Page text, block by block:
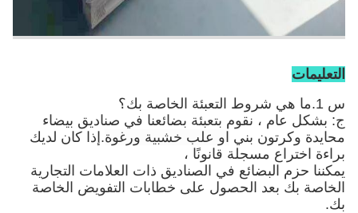
التعليمات
س 1.ما هي شروط التعبئة الخاصة بك؟
ج: بشكل عام ، نقوم بتعبئة بضائعنا في صناديق بيضاء
محايدة وكرتون بنياو علب خشبية ورغوة.إذا كان لديك
براءة اختراع مسجلة قانونًا ،
يمكننا حزم البضائع في الصناديق ذات العلامات التجارية
الخاصة بك بعد الحصول على خطابات التفويض الخاصة
بك.